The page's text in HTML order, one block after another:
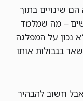
שינויים בתוך
– מה שמלמד
נכון על המפלגה
בגבולות אותו
חשוב להבהיר